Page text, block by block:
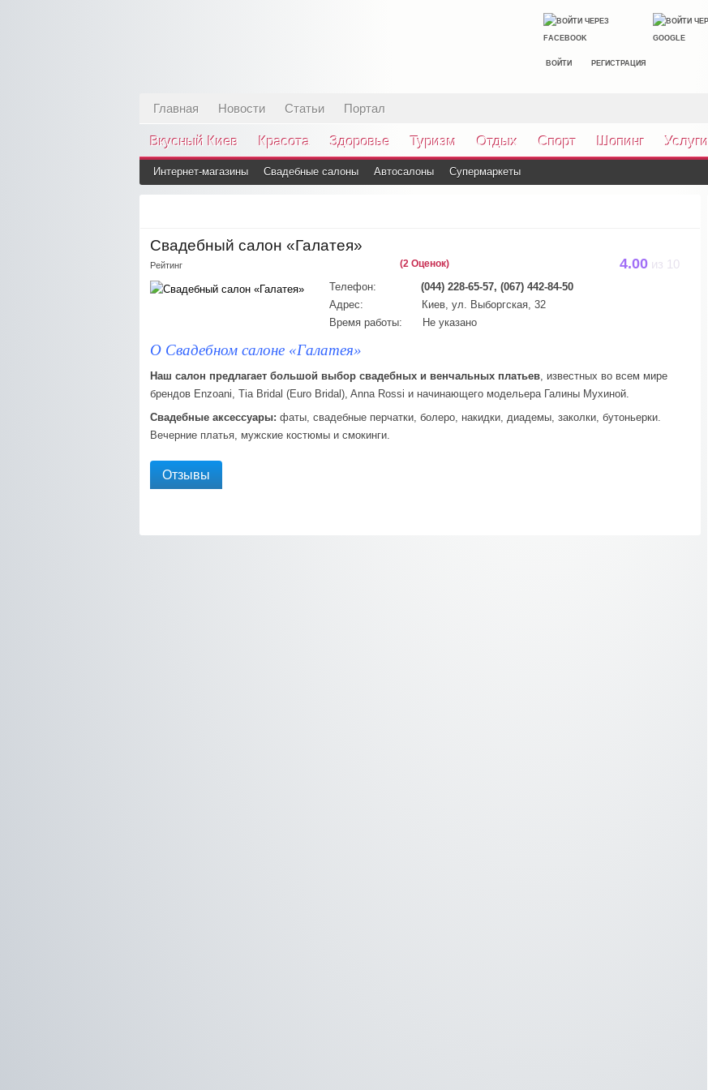
ВОЙТИ РЕГИСТРАЦИЯ
Главная Новости Статьи Портал
Вкусный Киев Красота Здоровье Туризм Отдых Спорт Шопинг Услуги
Интернет-магазины Свадебные салоны Автосалоны Супермаркеты
Свадебный салон «Галатея»
Рейтинг (2 Оценок) 4.00из 10
Телефон:
(044) 228-65-57, (067) 442-84-50
Адрес:
Киев, ул. Выборгская, 32
Время работы:
Не указано
О Свадебном салоне «Галатея»
Наш салон предлагает большой выбор свадебных и венчальных платьев, известных во всем мире
брендов Enzoani, Tia Bridal (Euro Bridal), Anna Rossi и начинающего модельера Галины Мухиной.
Свадебные аксессуары: фаты, свадебные перчатки, болеро, накидки, диадемы, заколки, бутоньерки.
Вечерние платья, мужские костюмы и смокинги.
Отзывы